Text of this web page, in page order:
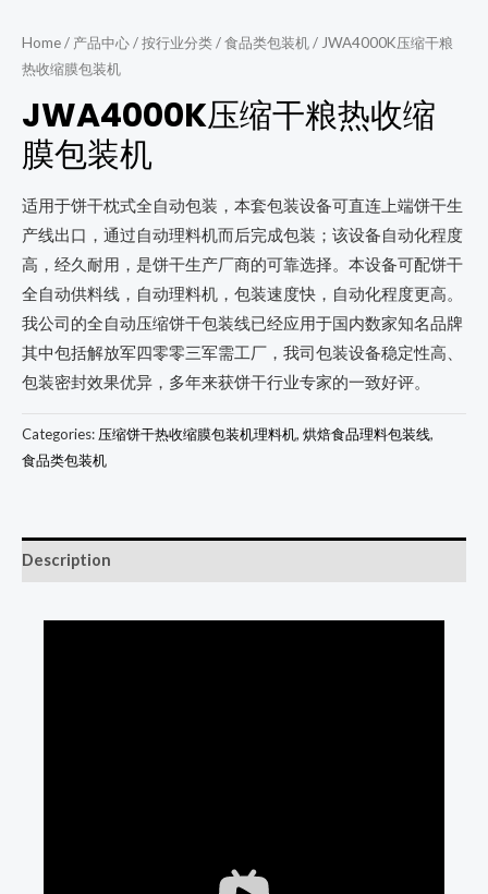
Home/ 产品中心/按行业分类/食品类包装机/ JWA4000K压缩干粮
热收缩膜包装机
JWA4000K压缩干粮热收缩
膜包装机
适用于饼干枕式全自动包装，本套包装设备可直连上端饼干生
产线出口，通过自动理料机而后完成包装；该设备自动化程度
高，经久耐用，是饼干生产厂商的可靠选择。本设备可配饼干
全自动供料线，自动理料机，包装速度快，自动化程度更高。
我公司的全自动压缩饼干包装线已经应用于国内数家知名品牌
其中包括解放军四零零三军需工厂，我司包装设备稳定性高、
包装密封效果优异，多年来获饼干行业专家的一致好评。
Categories: 压缩饼干热收缩膜包装机理料机, 烘焙食品理料包装线,
食品类包装机
Description